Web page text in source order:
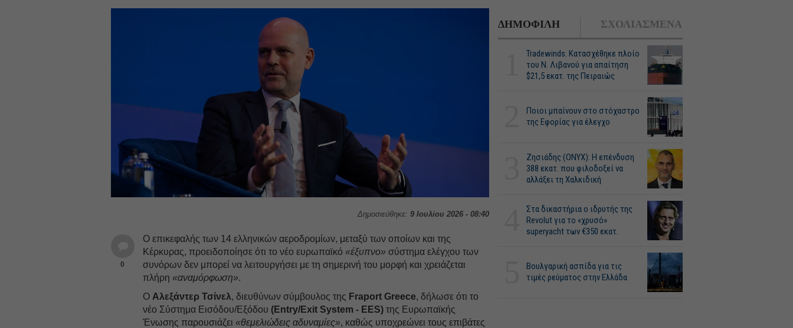
Δημοσιεύθηκε: 9 Ιουλίου 2026 - 08:40
0
Ο επικεφαλής των 14 ελληνικών αεροδρομίων, μεταξύ των οποίων και της
Κέρκυρας, προειδοποίησε ότι το νέο ευρωπαϊκό«έξυπνο» σύστημα ελέγχου των
συνόρων δεν μπορεί να λειτουργήσει με τη σημερινή του μορφή και χρειάζεται
πλήρη«αναμόρφωση».
Ο Αλεξάντερ Τσίνελ, διευθύνων σύμβουλος της Fraport Greece, δήλωσε ότι το
νέο Σύστημα Εισόδου/Εξόδου (Entry/Exit System - EES) της Ευρωπαϊκής
Ένωσης παρουσιάζει«θεμελιώδεις αδυναμίες», καθώς υποχρεώνει τους επιβάτες
ΔΗΜΟΦΙΛΗ ΣΧΟΛΙΑΣΜΕΝΑ
Tradewinds: Κατασχέθηκε πλοίο
του Ν. Λιβανού για απαίτηση
$21,5 εκατ. της Πειραιώς
Ποιοι μπαίνουν στο στόχαστρο
της Εφορίας για έλεγχο
Ζησιάδης (ONYX): Η επένδυση
388 εκατ. που φιλοδοξεί να
αλλάξει τη Χαλκιδική
Στα δικαστήρια ο ιδρυτής της
Revolut για το «χρυσό»
superyacht των €350 εκατ.
Βουλγαρική ασπίδα για τις
τιμές ρεύματος στην Ελλάδα